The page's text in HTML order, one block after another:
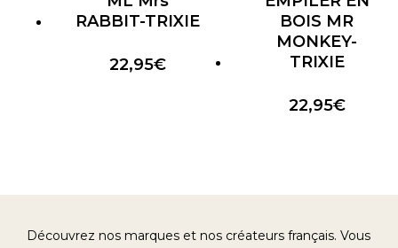
RABBIT-TRIXIE
22,95€
BOIS MR
MONKEY-
TRIXIE
22,95€
Découvrez nos marques et nos créateurs français. Vous